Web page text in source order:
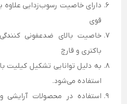
دارای خاصیت رسوب‌زدایی
قوی
خاصیت بالای ضدعفونی
باکتری و قارچ
به دلیل توانایی تشکیل کیلیت
استفاده می‌شود.
استفاده در محصولات